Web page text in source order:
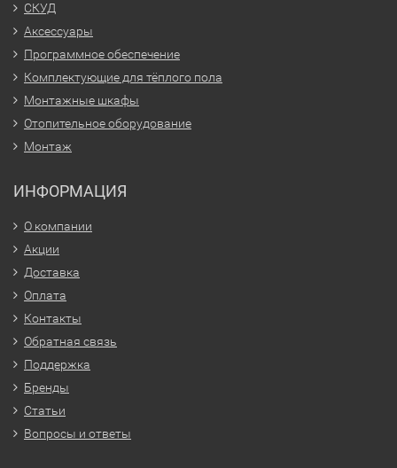
СКУД
Аксессуары
Программное обеспечение
Комплектующие для тёплого пола
Монтажные шкафы
Отопительное оборудование
Монтаж
ИНФОРМАЦИЯ
О компании
Акции
Доставка
Оплата
Контакты
Обратная связь
Поддержка
Бренды
Статьи
Вопросы и ответы